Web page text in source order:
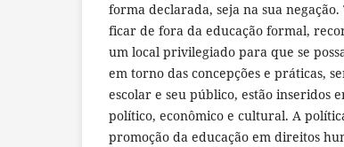
forma declarada, seja na sua
ficar de fora da educação formal,
um local privilegiado para que se
em torno das concepções e práticas,
escolar e seu público, estão inseridos
político, econômico e cultural. A
promoção da educação em direitos